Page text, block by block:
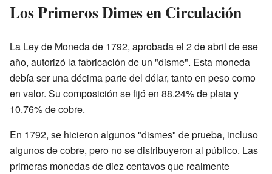
Los Primeros Dimes en Circulación
La Ley de Moneda de 1792, aprobada el 2 de abril de ese
año, autorizó la fabricación de un "disme". Esta moneda
debía ser una décima parte del dólar, tanto en peso como
en valor. Su composición se fijó en 88.24% de plata y
10.76% de cobre.
En 1792, se hicieron algunos "dismes" de prueba, incluso
algunos de cobre, pero no se distribuyeron al público. Las
primeras monedas de diez centavos que realmente